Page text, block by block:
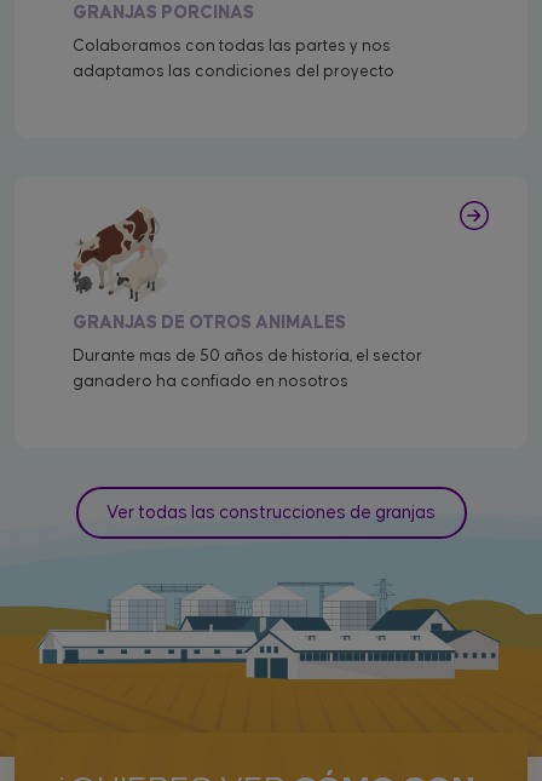
GRANJAS PORCINAS
Colaboramos con todas las partes y nos
adaptamos las condiciones del proyecto
GRANJAS DE OTROS ANIMALES
Durante mas de 50 años de historia, el sector
ganadero ha confiado en nosotros
Ver todas las construcciones de granjas